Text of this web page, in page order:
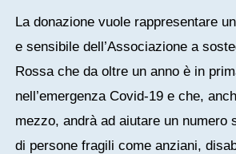
La donazione vuole rappresentare
e sensibile dell’Associazione a
Rossa che da oltre un anno è in
nell’emergenza Covid-19 e che,
mezzo, andrà ad aiutare un numero
di persone fragili come anziani,